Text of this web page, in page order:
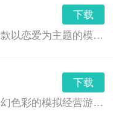
体建立良好的关系，
等。通过有效的沟通
下载
恋爱进行时九游版是一款以恋爱为主题的模拟经营游戏。在游戏中，玩家将扮演一位恋爱指导者，帮助不同性格、不同背景的情侣们度过恋爱中的种种挑战，培养感情，走向幸福。游戏内设丰富的恋爱剧情和多样化的任务，以及充满挑战的经营环节，让玩家在享受恋爱乐趣的同时，也能体验到经营的刺激。
下载
海岛奇航是一款充满奇幻色彩的模拟经营游戏。玩家将扮演一名勇敢的海岛探险家，在浩瀚的大海中开辟出一片属于自己的领地。游戏以独特的海岛为背景，融合了丰富的海洋生物、神秘的海底世界和惊险的探险元素，带领玩家体验一段别开生面的航海旅程。